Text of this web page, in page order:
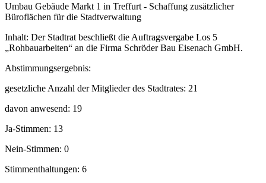
Umbau Gebäude Markt 1 in Treffurt - Schaffung zusätzlicher
Büroflächen für die Stadtverwaltung
Inhalt: Der Stadtrat beschließt die Auftragsvergabe Los 5
„Rohbauarbeiten“ an die Firma Schröder Bau Eisenach GmbH.
Abstimmungsergebnis:
gesetzliche Anzahl der Mitglieder des Stadtrates: 21
davon anwesend: 19
Ja-Stimmen: 13
Nein-Stimmen: 0
Stimmenthaltungen: 6